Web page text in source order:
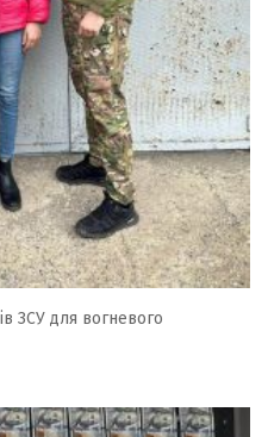
ЗСУ для вогневого